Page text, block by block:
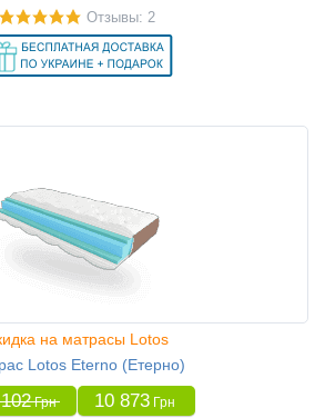
Отзывы: 2
на матрасы Lotos
Lotos Eterno (Етерно)
Грн 10 873 Грн